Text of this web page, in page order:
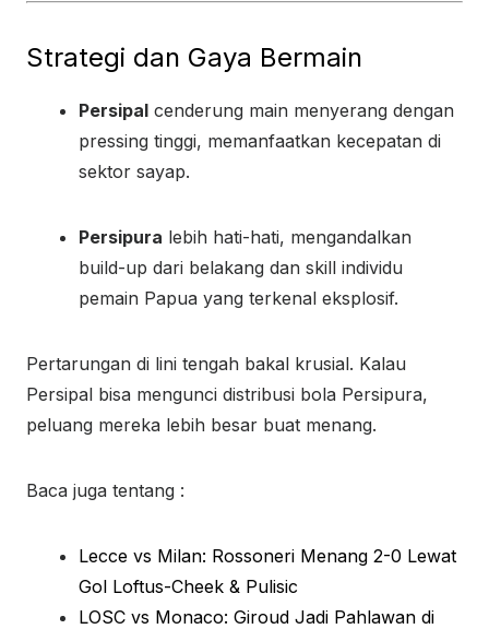
Strategi dan Gaya Bermain
Persipal cenderung main menyerang dengan
pressing tinggi, memanfaatkan kecepatan di
sektor sayap.
Persipura lebih hati-hati, mengandalkan
build-up dari belakang dan skill individu
pemain Papua yang terkenal eksplosif.
Pertarungan di lini tengah bakal krusial. Kalau
Persipal bisa mengunci distribusi bola Persipura,
peluang mereka lebih besar buat menang.
Baca juga tentang :
Lecce vs Milan: Rossoneri Menang 2-0 Lewat
Gol Loftus-Cheek & Pulisic
LOSC vs Monaco: Giroud Jadi Pahlawan di